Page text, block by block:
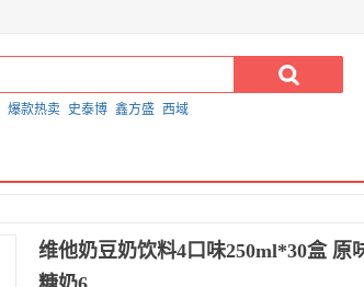
爆款热卖 史泰博 鑫方盛 西域
维他奶豆奶饮料4口味250ml*30盒 原